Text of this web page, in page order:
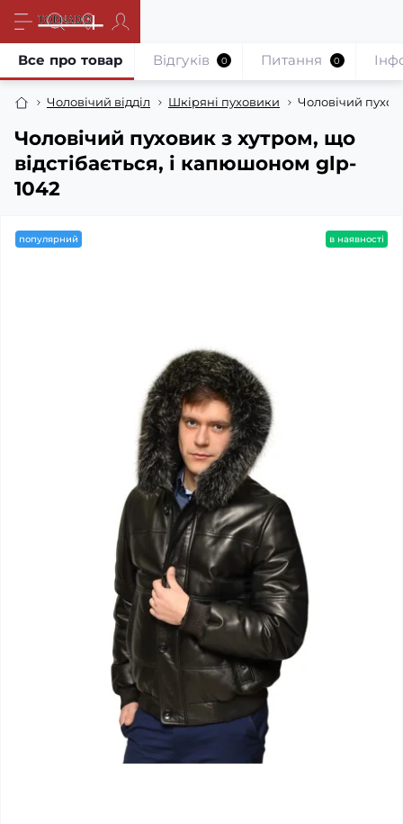
Чоловічий відділ Шкіряні пуховики Чоловічий
Чоловічий пуховик з хутром, що
відстібається, і капюшоном glp-
1042
Все про товар Відгуків 0 Питання 0
популярний в наявності